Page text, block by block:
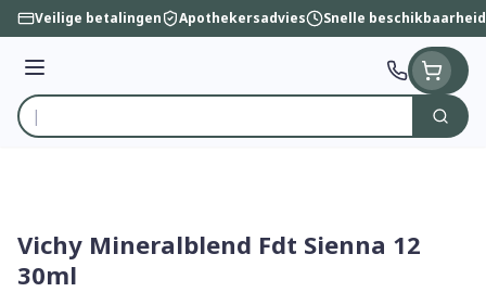
Ga naar de inhoud
Veilige betalingen Apothekersadvies Snelle beschikbaarheid
Menu
Product, merk, categorie...
Zoek
Vichy Mineralblend Fdt Sienna 12
30ml